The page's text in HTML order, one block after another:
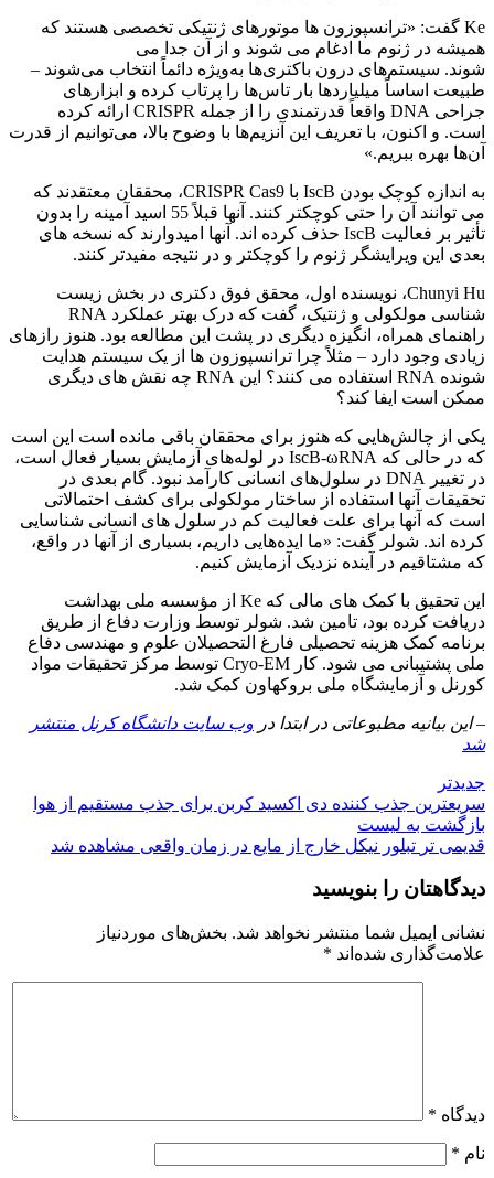
Ke گفت: «ترانسپوزون ها موتورهای ژنتیکی تخصصی هستند که
همیشه در ژنوم ما ادغام می شوند و از آن جدا می
شوند. سیستم‌های درون باکتری‌ها به‌ویژه دائماً انتخاب می‌شوند –
طبیعت اساساً میلیاردها بار تاس‌ها را پرتاب کرده و ابزارهای
جراحی DNA واقعاً قدرتمندی را از جمله CRISPR ارائه کرده
است. و اکنون، با تعریف این آنزیم‌ها با وضوح بالا، می‌توانیم از قدرت
آن‌ها بهره ببریم.»
به اندازه کوچک بودن IscB با CRISPR Cas9، محققان معتقدند که
می توانند آن را حتی کوچکتر کنند. آنها قبلاً 55 اسید آمینه را بدون
تأثیر بر فعالیت IscB حذف کرده اند. آنها امیدوارند که نسخه های
بعدی این ویرایشگر ژنوم را کوچکتر و در نتیجه مفیدتر کنند.
Chunyi Hu، نویسنده اول، محقق فوق دکتری در بخش زیست
شناسی مولکولی و ژنتیک، گفت که درک بهتر عملکرد RNA
راهنمای همراه، انگیزه دیگری در پشت این مطالعه بود. هنوز رازهای
زیادی وجود دارد – مثلاً چرا ترانسپوزون ها از یک سیستم هدایت
شونده RNA استفاده می کنند؟ این RNA چه نقش های دیگری
ممکن است ایفا کند؟
یکی از چالش‌هایی که هنوز برای محققان باقی مانده است این است
که در حالی که IscB-ωRNA در لوله‌های آزمایش بسیار فعال است،
در تغییر DNA در سلول‌های انسانی کارآمد نبود. گام بعدی در
تحقیقات آنها استفاده از ساختار مولکولی برای کشف احتمالاتی
است که آنها برای علت فعالیت کم در سلول های انسانی شناسایی
کرده اند. شولر گفت: «ما ایده‌هایی داریم، بسیاری از آنها در واقع،
که مشتاقیم در آینده نزدیک آزمایش کنیم.
این تحقیق با کمک های مالی که Ke از مؤسسه ملی بهداشت
دریافت کرده بود، تامین شد. شولر توسط وزارت دفاع از طریق
برنامه کمک هزینه تحصیلی فارغ التحصیلان علوم و مهندسی دفاع
ملی پشتیبانی می شود. کار Cryo-EM توسط مرکز تحقیقات مواد
کورنل و آزمایشگاه ملی بروکهاون کمک شد.
– این بیانیه مطبوعاتی در ابتدا در وب سایت دانشگاه کرنل منتشر
شد
جدیدتر
سریعترین جذب کننده دی اکسید کربن برای جذب مستقیم از هوا
بازگشت به لیست
قدیمی تر تبلور نیکل خارج از مایع در زمان واقعی مشاهده شد
دیدگاهتان را بنویسید
نشانی ایمیل شما منتشر نخواهد شد. بخش‌های موردنیاز
علامت‌گذاری شده‌اند *
دیدگاه *
نام *